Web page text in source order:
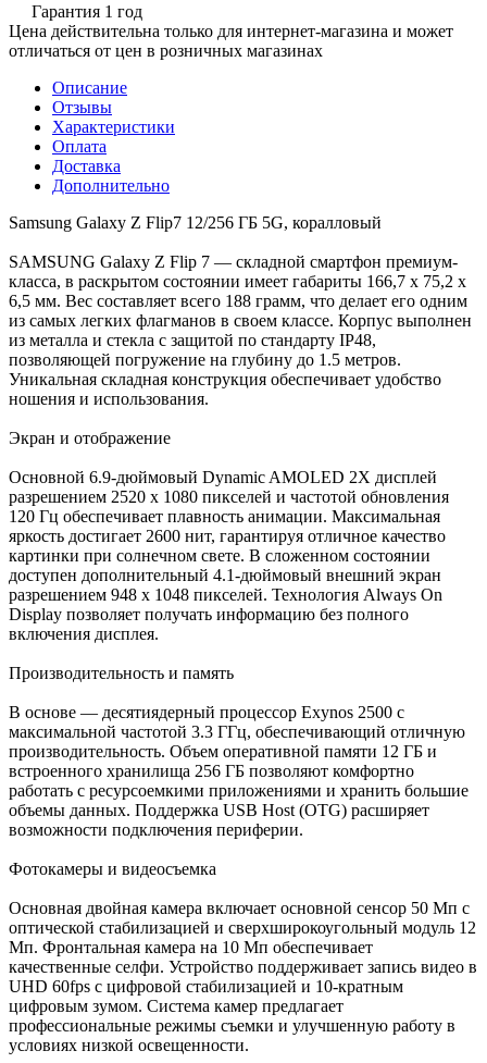
Гарантия 1 год
Цена действительна только для интернет-магазина и может
отличаться от цен в розничных магазинах
Описание
Отзывы
Характеристики
Оплата
Доставка
Дополнительно
Samsung Galaxy Z Flip7 12/256 ГБ 5G, коралловый
SAMSUNG Galaxy Z Flip 7 — складной смартфон премиум-
класса, в раскрытом состоянии имеет габариты 166,7 х 75,2 х
6,5 мм. Вес составляет всего 188 грамм, что делает его одним
из самых легких флагманов в своем классе. Корпус выполнен
из металла и стекла с защитой по стандарту IP48,
позволяющей погружение на глубину до 1.5 метров.
Уникальная складная конструкция обеспечивает удобство
ношения и использования.
Экран и отображение
Основной 6.9-дюймовый Dynamic AMOLED 2X дисплей
разрешением 2520 х 1080 пикселей и частотой обновления
120 Гц обеспечивает плавность анимации. Максимальная
яркость достигает 2600 нит, гарантируя отличное качество
картинки при солнечном свете. В сложенном состоянии
доступен дополнительный 4.1-дюймовый внешний экран
разрешением 948 х 1048 пикселей. Технология Always On
Display позволяет получать информацию без полного
включения дисплея.
Производительность и память
В основе — десятиядерный процессор Exynos 2500 с
максимальной частотой 3.3 ГГц, обеспечивающий отличную
производительность. Объем оперативной памяти 12 ГБ и
встроенного хранилища 256 ГБ позволяют комфортно
работать с ресурсоемкими приложениями и хранить большие
объемы данных. Поддержка USB Host (OTG) расширяет
возможности подключения периферии.
Фотокамеры и видеосъемка
Основная двойная камера включает основной сенсор 50 Мп с
оптической стабилизацией и сверхширокоугольный модуль 12
Мп. Фронтальная камера на 10 Мп обеспечивает
качественные селфи. Устройство поддерживает запись видео в
UHD 60fps с цифровой стабилизацией и 10-кратным
цифровым зумом. Система камер предлагает
профессиональные режимы съемки и улучшенную работу в
условиях низкой освещенности.